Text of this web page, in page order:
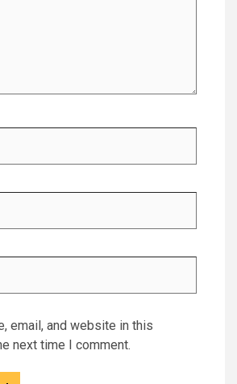
email, and website in this
next time I comment.